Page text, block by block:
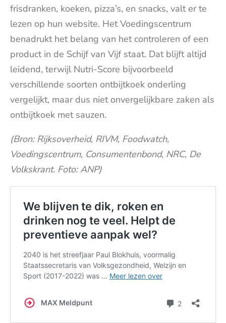
frisdranken, koeken, pizza’s, en snacks, valt er te
lezen op hun website. Het Voedingscentrum
benadrukt het belang van het controleren of een
product in de Schijf van Vijf staat. Dat blijft altijd
leidend, terwijl Nutri-Score bijvoorbeeld
verschillende soorten ontbijtkoek onderling
vergelijkt, maar dus niet onvergelijkbare zaken als
ontbijtkoek met sauzen.
(Bron: Rijksoverheid, RIVM, Foodwatch,
Voedingscentrum, Consumentenbond, NRC, De
Volkskrant. Foto: ANP)